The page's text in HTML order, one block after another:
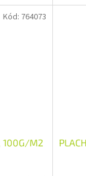
100G/M2
Kód: 764073